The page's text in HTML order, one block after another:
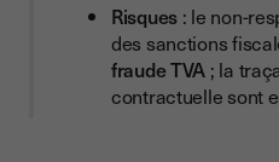
Risques : le non-
des sanctions
fraude TVA ; la
contractuelle sont